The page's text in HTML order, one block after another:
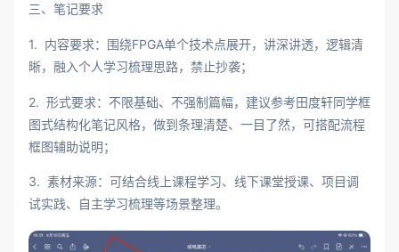
三、笔记要求
1. 内容要求：围绕FPGA单个技术点展开，讲深讲透，逻辑清
晰，融入个人学习梳理思路，禁止抄袭；
2. 形式要求：不限基础、不强制篇幅，建议参考田度轩同学框
图式结构化笔记风格，做到条理清楚、一目了然，可搭配流程
框图辅助说明；
3. 素材来源：可结合线上课程学习、线下课堂授课、项目调
试实践、自主学习梳理等场景整理。